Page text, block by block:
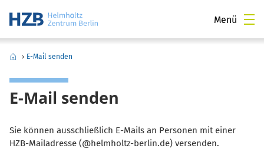
Menü
› E-Mail senden
E-Mail senden
Sie können ausschließlich E-Mails an Personen mit einer
HZB-Mailadresse (@helmholtz-berlin.de) versenden.